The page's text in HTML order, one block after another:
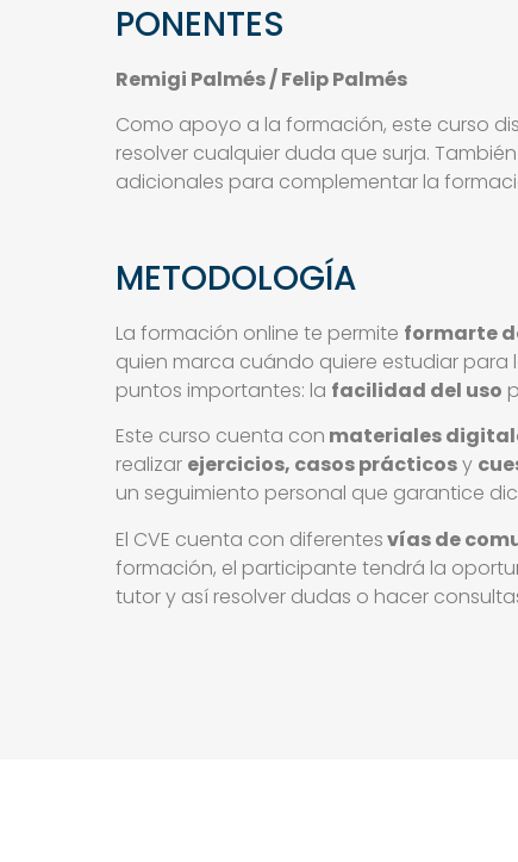
PONENTES
Remigi Palmés / Felip Palmés
Como apoyo a la formación, este curso
resolver cualquier duda que surja.
adicionales para complementar la
METODOLOGÍA
La formación online te permite formarte
quien marca cuándo quiere estudiar para
puntos importantes: la facilidad del uso
Este curso cuenta con materiales
realizar ejercicios, casos prácticosy
un seguimiento personal que garantice
El CVE cuenta con diferentesvías de
formación, el participante tendrá la
tutor y así resolver dudas o hacer